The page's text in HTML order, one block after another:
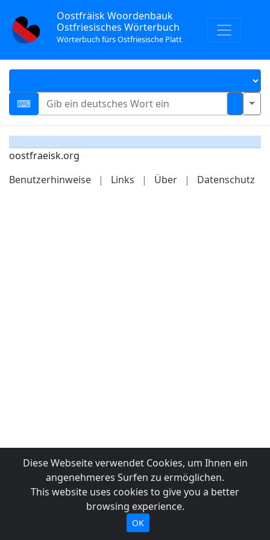
Oostfräisk Woordenbauk
Ostfriesisches Wörterbuch
Wörterbuch fürs Ostfriesische Platt
oostfraeisk.org
Benutzerhinweise
| Links | Über | Datenschutz
Diese Webseite verwendet Cookies, um Ihnen ein
angenehmeres Surfen zu ermöglichen.
This website uses cookies to give you a better
browsing experience.
OK